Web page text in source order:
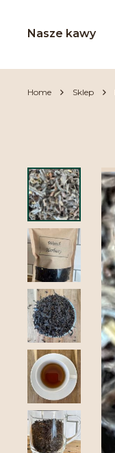
Nasze kawy
Home Sklep